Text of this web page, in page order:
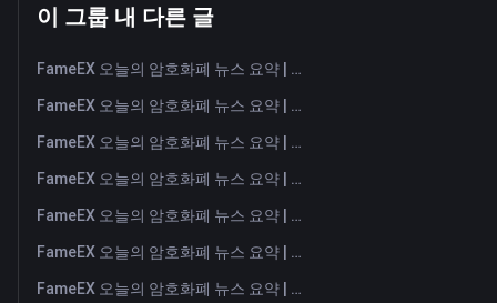
이 그룹 내 다른 글
FameEX 오늘의 암호화폐 뉴스 요약 | 2026년 8월 7일
FameEX 오늘의 암호화폐 뉴스 요약 | 2026년 8월 6일
FameEX 오늘의 암호화폐 뉴스 요약 | 2026년 8월 5일
FameEX 오늘의 암호화폐 뉴스 요약 | 2026년 8월 4일
FameEX 오늘의 암호화폐 뉴스 요약 | 2026년 8월 3일
FameEX 오늘의 암호화폐 뉴스 요약 | 2026년 7월 31일
FameEX 오늘의 암호화폐 뉴스 요약 | 2026년 7월 30일